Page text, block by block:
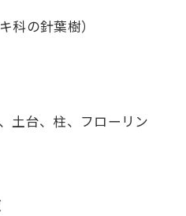
科の針葉樹）
土台、柱、フローリン